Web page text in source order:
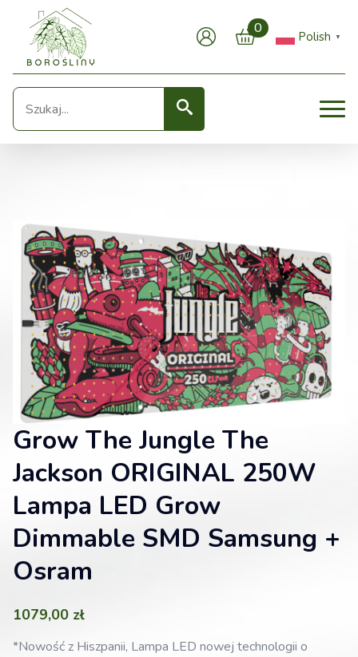
0
Polish ▼
Seearch
Grow The Jungle The
Jackson ORIGINAL 250W
Lampa LED Grow
Dimmable SMD Samsung +
Osram
1079,00 zł
*Nowość z Hiszpanii, Lampa LED nowej technologii o